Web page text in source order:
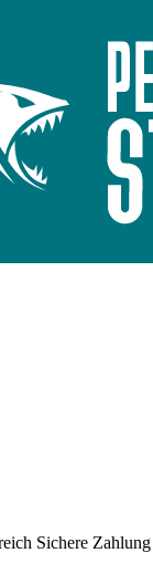
Sichere Zahlung